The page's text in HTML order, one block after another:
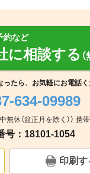
リビング/ダイニング リビング/ダイニング
約など
に相談する
たら、お気軽にお電話く
634-09989
休（盆正月を除く）） 携
号：18101-1054
印刷す